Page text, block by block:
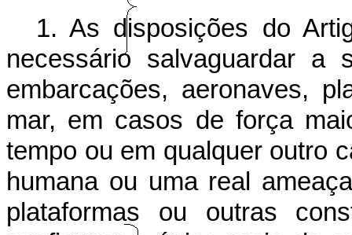
1. As disposições do
necessário salvaguardar a
embarcações, aeronaves,
mar, em casos de força
tempo ou em qualquer outro
humana ou uma real
plataformas ou outras